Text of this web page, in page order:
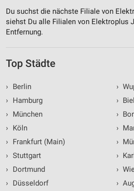
Du suchst die nächste Filiale von
siehst Du alle Filialen von Elektroplus
Entfernung.
Top Städte
›
Berlin
›
Hamburg
›
München
›
Köln
›
Frankfurt (Main)
› Stuttgart
›
Dortmund
›
Düsseldorf
›
›
›
›
›
›
›
›
Erstellung von Profilen für
Werbung
Erstellung von Profilen zur
Verwendung von Profilen zur Auswahl
personalisierter Inhalte
Messung der Werbeleistung
Messung der Performance von
Analyse von Zielgruppen durch
Kombinationen von Daten aus
Quellen